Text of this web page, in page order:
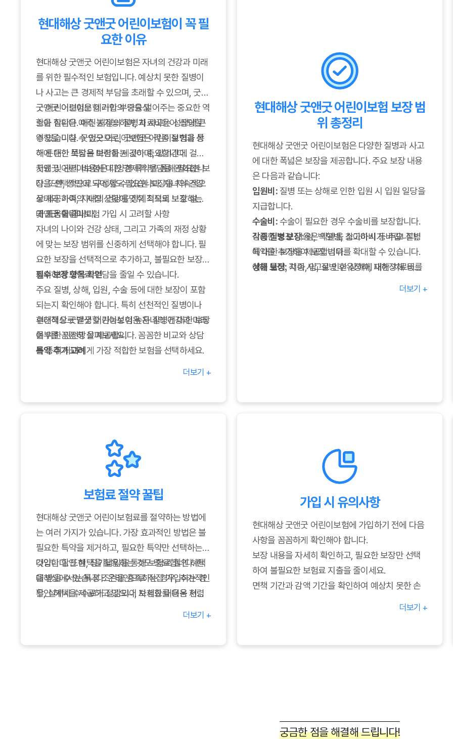
현대해상 굿앤굿 어린이보험이 꼭 필
요한 이유
현대해상 굿앤굿 어린이보험은 자녀의 건강과 미래
를 위한 필수적인 보험입니다. 예상치 못한 질병이
나 사고는 큰 경제적 부담을 초래할 수 있으며, 굿앤
굿 어린이보험은 이러한 부담을 덜어주는 중요한 역
할을 합니다. 어린 시절의 질병과 사고는 성장에 큰
영향을 미칠 수 있으므로, 굿앤굿 어린이보험을 통
해 든든한 보장을 마련하는 것이 중요합니다.
굿앤굿 어린이보험 가입의 중요성
소아 질환은 예측 불가능하며, 치료비용이 상당할
수 있습니다. 굿앤굿 어린이보험은 각종 질병과 상
해에 대한 폭넓은 보장을 제공하며, 장기간에 걸친
치료 및 관리 비용에 대한 경제적 부담을 완화합니
다. 또한, 성인이 되어서도 필요한 보장을 지속적으
로 제공하여, 자녀의 건강을 장기적으로 보호하는
데 도움을 줍니다.
굿앤굿 어린이보험은 다양한 특약을 통해 필요한 보
장을 선택적으로 구성할 수 있습니다. 자녀의 건강
상태와 가족의 재정 상황에 맞춰 최적의 보장 설계
가 가능합니다.
굿앤굿 어린이보험 가입 시 고려할 사항
자녀의 나이와 건강 상태, 그리고 가족의 재정 상황
에 맞는 보장 범위를 신중하게 선택해야 합니다. 필
요한 보장을 선택적으로 추가하고, 불필요한 보장은
제외하여 보험료 부담을 줄일 수 있습니다.
필수 보장 항목 확인
주요 질병, 상해, 입원, 수술 등에 대한 보장이 포함
되는지 확인해야 합니다. 특히 선천적인 질병이나
후천적으로 발생할 가능성이 높은 질병에 대한 보장
여부를 꼼꼼히 살펴보세요.
특약 추가 고려
보험금 청구 절차가 간편하고 신속한지 확인해야 합
현대해상 굿앤굿 어린이보험은 자녀의 건강과 미래
를 위한 안전망을 제공합니다. 꼼꼼한 비교와 상담
을 통해 자녀에게 가장 적합한 보험을 선택하세요.
더보기 +
현대해상 굿앤굿 어린이보험 보장 범
위 총정리
현대해상 굿앤굿 어린이보험은 다양한 질병과 사고
에 대한 폭넓은 보장을 제공합니다. 주요 보장 내용
은 다음과 같습니다:
입원비:질병 또는 상해로 인한 입원 시 입원 일당을
지급합니다.
수술비:수술이 필요한 경우 수술비를 보장합니다.
각종 질병 보장:암, 백혈병, 소아마비 등 주요 질병
에 대한 보장을 제공합니다.
상해 보장:각종 사고로 인한 상해에 대한 치료비를
상세한 보장 내용은 약관을 참고하시기 바랍니다.
특약을 추가하여 보장 범위를 확대할 수 있습니다.
예를 들어, 치아, 암, 질병 후유장해, 재해장해 등에
더보기 +
보험료 절약 꿀팁
현대해상 굿앤굿 어린이보험료를 절약하는 방법에
는 여러 가지가 있습니다. 가장 효과적인 방법은 불
필요한 특약을 제거하고, 필요한 특약만 선택하는
것입니다. 또한, 장기납입을 통해 보험료 할인 혜택
을 받을 수 있습니다. 온라인으로 직접 가입하는 경
우, 설계사 수수료가 절감되어 보험료를 더욱 저렴
다양한 할인 혜택을 활용하는 것도 중요합니다. 현
대해상에서는 특정 조건을 충족하는 경우, 추가적인
할인 혜택을 제공하고 있으니, 자세한 내용은 현대
더보기 +
가입 시 유의사항
현대해상 굿앤굿 어린이보험에 가입하기 전에 다음
사항을 꼼꼼하게 확인해야 합니다.
보장 내용을 자세히 확인하고, 필요한 보장만 선택
하여 불필요한 보험료 지출을 줄이세요.
면책 기간과 감액 기간을 확인하여 예상치 못한 손
갱신 시 보험료 인상 여부와 보장 변경 가능 여부를
더보기 +
궁금한 점을 해결해 드립니다!